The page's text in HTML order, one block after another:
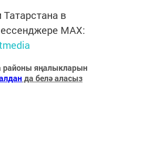
Татарстана в
MАХ:
районы яңалыкларын
да белә аласыз